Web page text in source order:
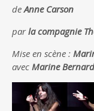
deAnne Carson
parla compagnie
Mise en scène :
avec Marine